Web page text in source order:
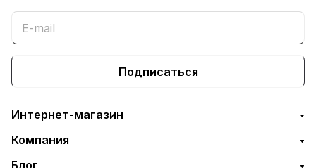
Подписаться
Интернет-магазин
Компания